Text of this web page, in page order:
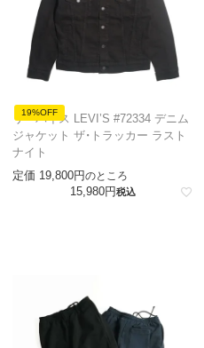
19%OFF
リーバイス LEVI’S #72334 デニム
ジャケット ザ・トラッカー ラスト
ナイト
定価 19,800 のところ
15,980 税込